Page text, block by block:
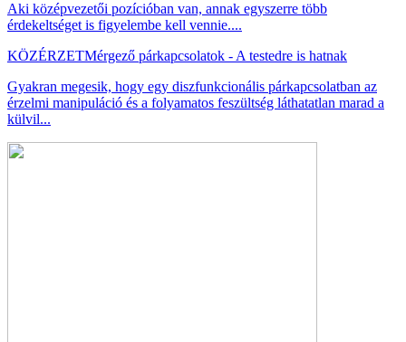
Aki középvezetői pozícióban van, annak egyszerre több
érdekeltséget is figyelembe kell vennie....
KÖZÉRZETMérgező párkapcsolatok - A testedre is hatnak
Gyakran megesik, hogy egy diszfunkcionális párkapcsolatban az
érzelmi manipuláció és a folyamatos feszültség láthatatlan marad a
külvil...